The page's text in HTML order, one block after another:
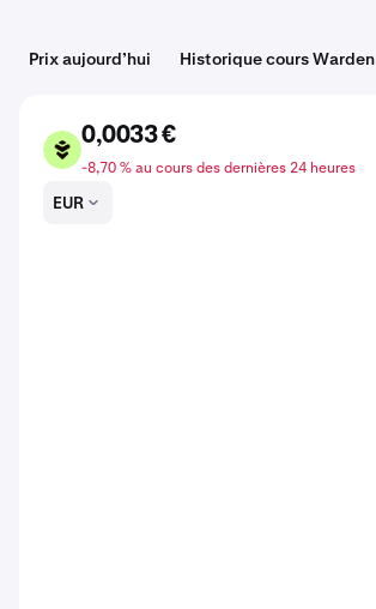
Prix aujourd’hui Historique cours Warden
WARD
0,0033 €
-8,70 % au cours des dernières 24 heures
EUR